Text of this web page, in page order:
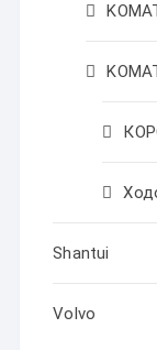
Shantui
Volvo